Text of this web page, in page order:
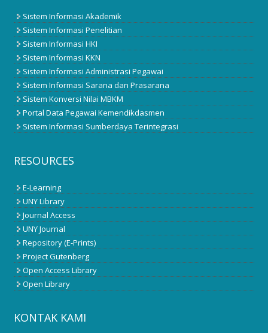
Sistem Informasi Akademik
Sistem Informasi Penelitian
Sistem Informasi HKI
Sistem Informasi KKN
Sistem Informasi Administrasi Pegawai
Sistem Informasi Sarana dan Prasarana
Sistem Konversi Nilai MBKM
Portal Data Pegawai Kemendikdasmen
Sistem Informasi Sumberdaya Terintegrasi
RESOURCES
E-Learning
UNY Library
Journal Access
UNY Journal
Repository (E-Prints)
Project Gutenberg
Open Access Library
Open Library
KONTAK KAMI